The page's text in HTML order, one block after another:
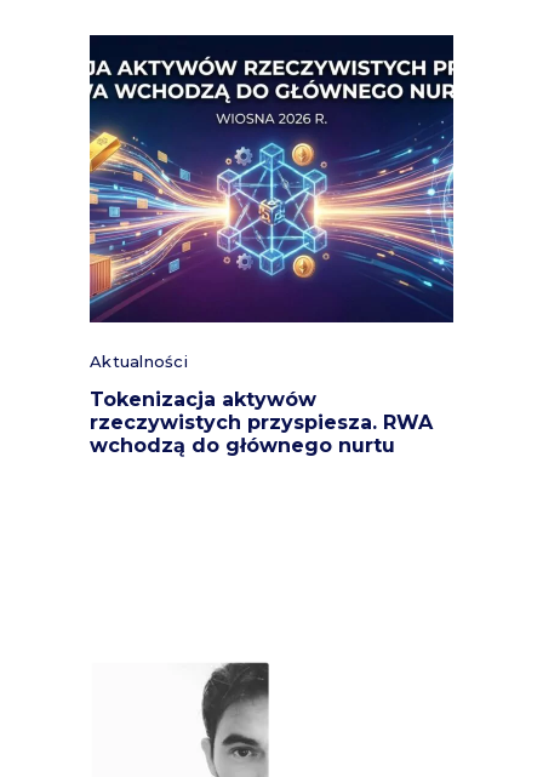
Aktualności
Tokenizacja aktywów
rzeczywistych przyspiesza. RWA
wchodzą do głównego nurtu